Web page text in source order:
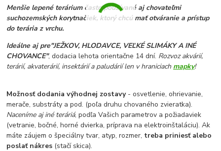
Menšie lepené terárium často používané aj chovateľmi
suchozemských korytnačiek, ktorý chcú mať otváranie a prístup
do terária z vrchu.
Ideálne aj pre"JEŽKOV, HLODAVCE, VEĽKÉSLIMÁKY A INÉ
CHOVANCE", dodacia lehota orientačne 14 dní. Rozvoz akvárií,
terárií, akvaterárií, insektárií a paludárií len v hraniciach mapky!
Možnosť dodania výhodnej zostavy- osvetlenie, ohrievanie,
merače, substráty a pod. (poľa druhu chovaného zvieratka).
Naceníme aj iné teráriá, podľa Vašich parametrov a požiadaviek
(vetranie, bočné, horné dvierka, príprava na elektroinštaláciu). Ak
máte záujem o špeciálny tvar, atyp, rozmer, treba priniesť alebo
poslať nákres (stačí skica).